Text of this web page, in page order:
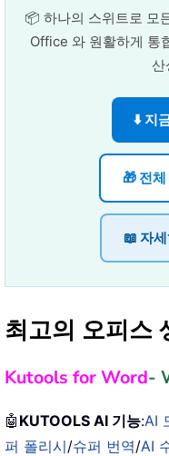
📦 하나의 스위트로 모
Office 와 원활하게 통
산
⬇️ 지
🎁 전
📖 자
최고의 오피스
Kutools for Word-
🤖 KUTOOLS AI 기능:AI
퍼 폴리시/슈퍼 번역/AI